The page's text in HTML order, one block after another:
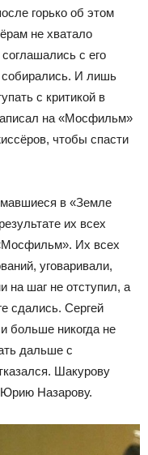
горько об этом
не хватало
с его
собирались. И лишь
с критикой в
на «Мосфильм»
чтобы спасти
в «Земле
их всех
Их всех
уговаривали,
на шаг не отступил, а
сдались. Сергей
больше никогда не
дальше с
Шакурову
Юрию Назарову.